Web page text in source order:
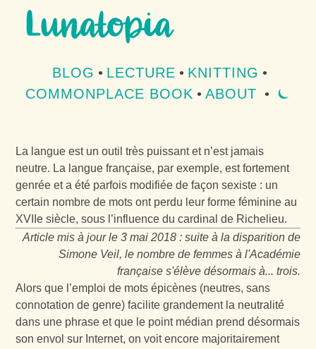
Aller au contenu
Aller au menu
BLOG • LECTURE • KNITTING •
COMMONPLACE BOOK • ABOUT • ⏾
La langue est un outil très puissant et n’est jamais
neutre. La langue française, par exemple, est fortement
genrée et a été parfois modifiée de façon sexiste : un
certain nombre de mots ont perdu leur forme féminine au
XVIIe siècle, sous l’influence du cardinal de Richelieu.
Article mis à jour le 3 mai 2018 : suite à la disparition de
Simone Veil, le nombre de femmes à l'Académie
française s'élève désormais à... trois.
Alors que l’emploi de mots épicènes (neutres, sans
connotation de genre) facilite grandement la neutralité
dans une phrase et que le point médian prend désormais
son envol sur Internet, on voit encore majoritairement